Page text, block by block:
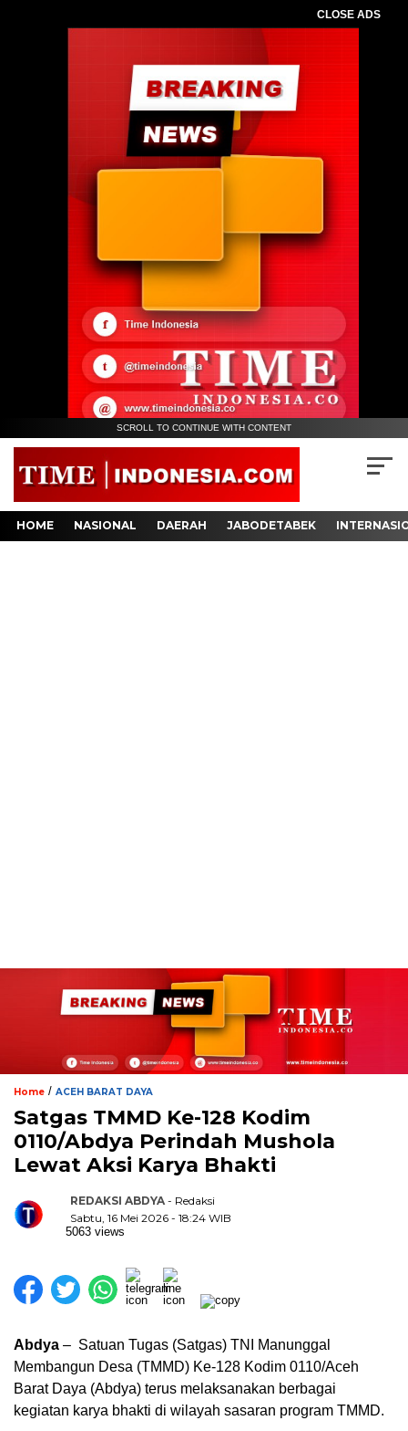
CLOSE ADS
SCROLL TO CONTINUE WITH CONTENT
HOME NASIONAL DAERAH JABODETABEK
Home / ACEH BARAT DAYA
Satgas TMMD Ke-128 Kodim
0110/Abdya Perindah Mushola
Lewat Aksi Karya Bhakti
REDAKSI ABDYA - Redaksi
Sabtu, 16 Mei 2026 - 18:24 WIB
5063 views
Abdya – Satuan Tugas (Satgas) TNI Manunggal
Membangun Desa (TMMD) Ke-128 Kodim 0110/Aceh
Barat Daya (Abdya) terus melaksanakan berbagai
kegiatan karya bhakti di wilayah sasaran program TMMD.